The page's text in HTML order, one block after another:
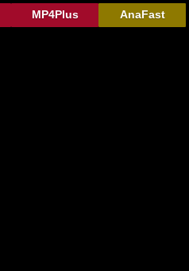
AnaFast
MP4Plus